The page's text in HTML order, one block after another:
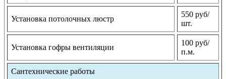
Установка потолочных люстр
550 руб/
шт.
Установка гофры вентиляции
100 руб/
п.м.
Сантехнические работы